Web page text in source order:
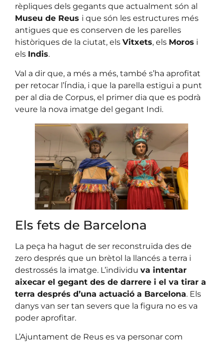
rèpliques dels gegants que actualment són al
Museu de Reus i que són les estructures més
antigues que es conserven de les parelles
històriques de la ciutat, els Vitxets, els Moros i
els Indis.
Val a dir que, a més a més, també s’ha aprofitat
per retocar l’Índia, i que la parella estigui a punt
per al dia de Corpus, el primer dia que es podrà
veure la nova imatge del gegant Indi.
Els fets de Barcelona
La peça ha hagut de ser reconstruïda des de
zero després que un brètol la llancés a terra i
destrossés la imatge. L’individu va intentar
aixecar el gegant des de darrere i el va tirar a
terra després d’una actuació a Barcelona. Els
danys van ser tan severs que la figura no es va
poder aprofitar.
L’Ajuntament de Reus es va personar com